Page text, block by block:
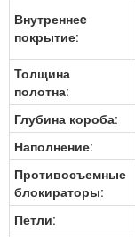
Внутреннеe
покрытие:
Толщина
полотна:
Глубина короба:
Наполнение:
Противосъемные
блокираторы:
Петли: